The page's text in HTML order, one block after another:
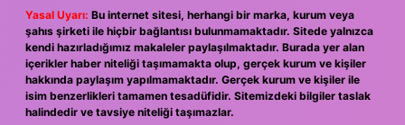
Yasal Uyarı: Bu internet sitesi, herhangi bir marka, kurum veya
şahıs şirketi ile hiçbir bağlantısı bulunmamaktadır. Sitede yalnızca
kendi hazırladığımız makaleler paylaşılmaktadır. Burada yer alan
içerikler haber niteliği taşımamakta olup, gerçek kurum ve kişiler
hakkında paylaşım yapılmamaktadır. Gerçek kurum ve kişiler ile
isim benzerlikleri tamamen tesadüfidir. Sitemizdeki bilgiler taslak
halindedir ve tavsiye niteliği taşımazlar.